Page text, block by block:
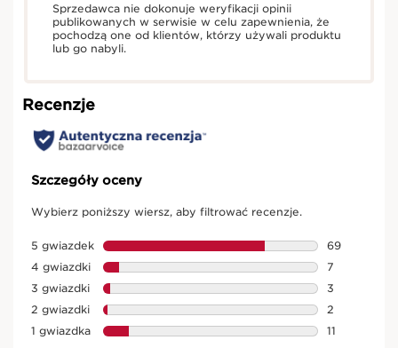
Sprzedawca nie dokonuje weryfikacji opinii
publikowanych w serwisie w celu zapewnienia, że
pochodzą one od klientów, którzy używali produktu
lub go nabyli.